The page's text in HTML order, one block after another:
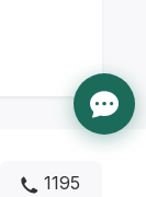
1195